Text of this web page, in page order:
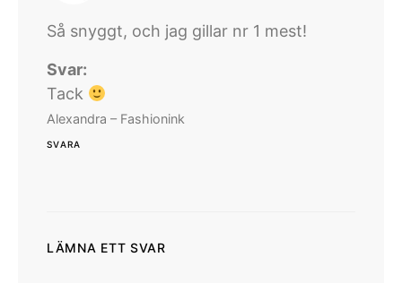
Så snyggt, och jag gillar nr 1 mest!
Svar:
Tack
Alexandra – Fashionink
SVARA
LÄMNA ETT SVAR